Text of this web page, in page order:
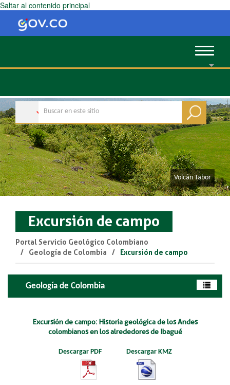
Saltar al contenido principal
Toggle
​​​​Volcán Tabor
Excursión de campo
Portal Servicio Geológico Colombiano
Geología de Colombia
Excursión de campo
Geología de Colombia
Excursión de campo: Historia geológica de los Andes
colombianos en los alrededores de Ibagué​
Descargar PDF Descargar KMZ